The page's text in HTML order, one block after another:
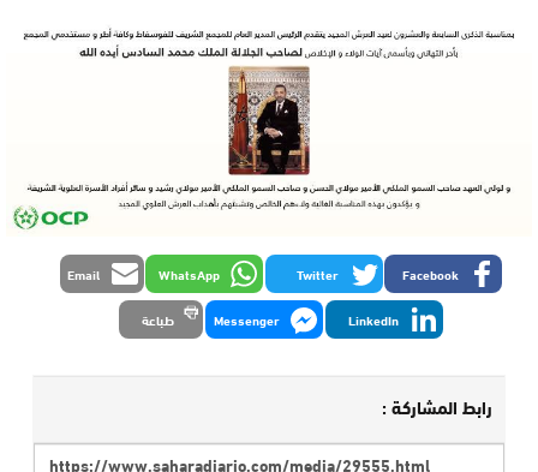
Facebook
Twitter
WhatsApp
Email
LinkedIn
Messenger طباعة
رابط المشاركة :